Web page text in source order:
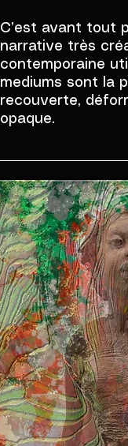
C’est avant tout
narrative très
contemporaine
mediums sont la
recouverte,
opaque.